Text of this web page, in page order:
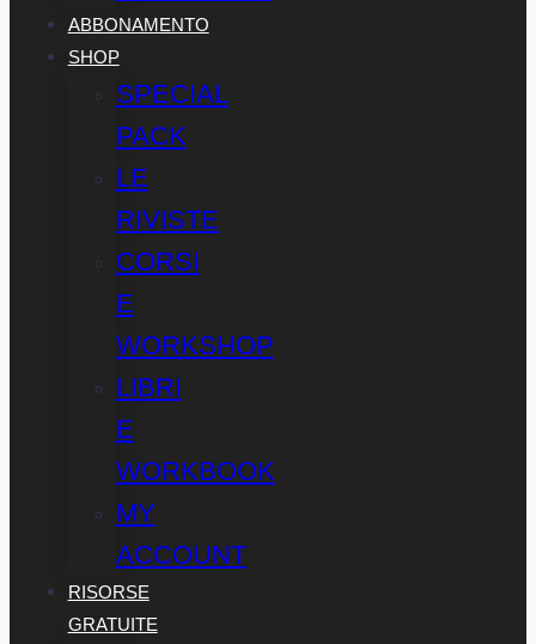
ABBONAMENTO
SHOP
SPECIAL
PACK
LE
RIVISTE
CORSI
E
WORKSHOP
LIBRI
E
WORKBOOK
MY
ACCOUNT
RISORSE
GRATUITE